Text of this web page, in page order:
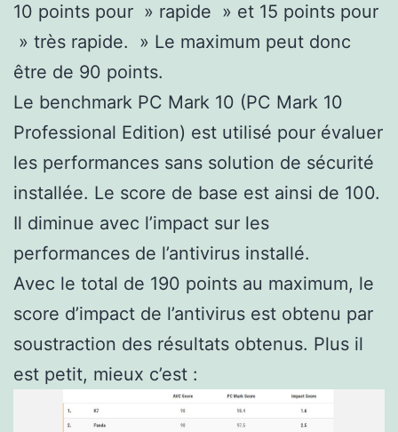
10 points pour » rapide » et 15 points pour
» très rapide. » Le maximum peut donc
être de 90 points.
Le benchmark PC Mark 10 (PC Mark 10
Professional Edition) est utilisé pour évaluer
les performances sans solution de sécurité
installée. Le score de base est ainsi de 100.
Il diminue avec l’impact sur les
performances de l’antivirus installé.
Avec le total de 190 points au maximum, le
score d’impact de l’antivirus est obtenu par
soustraction des résultats obtenus. Plus il
est petit, mieux c’est :